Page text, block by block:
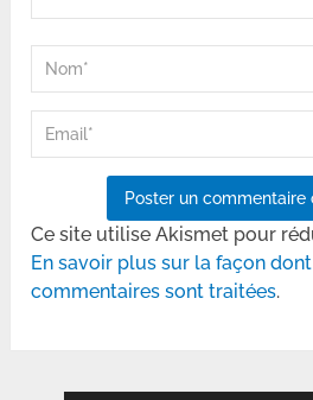
Ce site utilise Akismet pour
En savoir plus sur la façon
commentaires sont traitées.